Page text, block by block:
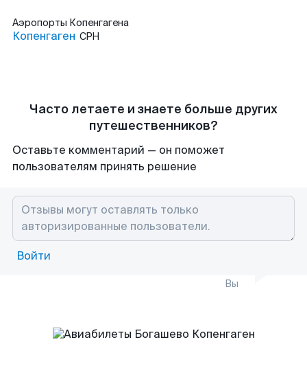
Аэропорты Копенгагена
Копенгаген CPH
Часто летаете и знаете больше других
путешественников?
Оставьте комментарий — он поможет
пользователям принять решение
Войти
Вы